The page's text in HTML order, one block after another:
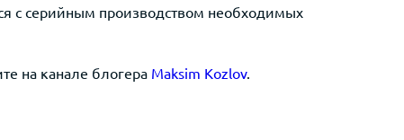
с серийным производством необходимых
на канале блогера Maksim Kozlov.